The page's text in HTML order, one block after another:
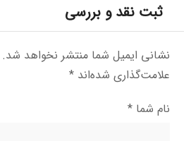
ثبت نقد و بررسی
نشانی ایمیل شما منتشر نخواهد شد.
علامت‌گذاری شده‌اند *
نام شما *